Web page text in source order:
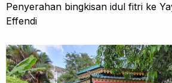
Penyerahan bingkisan idul fitri ke
Effendi